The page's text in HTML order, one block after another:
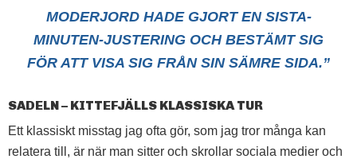
MODERJORD HADE GJORT EN SISTA-
MINUTEN-JUSTERING OCH BESTÄMT SIG
FÖR ATT VISA SIG FRÅN SIN SÄMRE SIDA.”
SADELN – KITTEFJÄLLS KLASSISKA TUR
Ett klassiskt misstag jag ofta gör, som jag tror många kan
relatera till, är när man sitter och skrollar sociala medier och